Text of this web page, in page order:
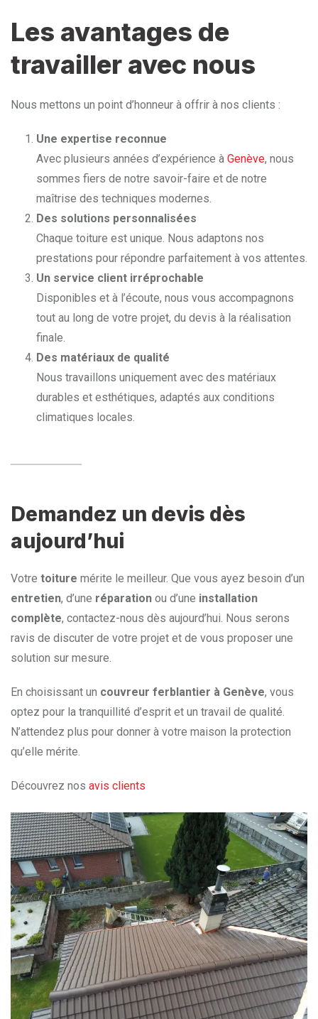
Les avantages de
travailler avec nous
Nous mettons un point d’honneur à offrir à nos clients :
Une expertise reconnue
Avec plusieurs années d’expérience à Genève, nous
sommes fiers de notre savoir-faire et de notre
maîtrise des techniques modernes.
Des solutions personnalisées
Chaque toiture est unique. Nous adaptons nos
prestations pour répondre parfaitement à vos attentes.
Un service client irréprochable
Disponibles et à l’écoute, nous vous accompagnons
tout au long de votre projet, du devis à la réalisation
finale.
Des matériaux de qualité
Nous travaillons uniquement avec des matériaux
durables et esthétiques, adaptés aux conditions
climatiques locales.
Demandez un devis dès
aujourd’hui
Votre toiture mérite le meilleur. Que vous ayez besoin d’un
entretien, d’une réparation ou d’une installation
complète, contactez-nous dès aujourd’hui. Nous serons
ravis de discuter de votre projet et de vous proposer une
solution sur mesure.
En choisissant un couvreur ferblantier à Genève, vous
optez pour la tranquillité d’esprit et un travail de qualité.
N’attendez plus pour donner à votre maison la protection
qu’elle mérite.
Découvrez nos avis clients